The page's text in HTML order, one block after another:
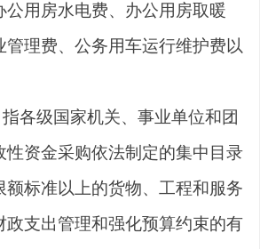
公用房水电费、办公用房取暖
管理费、公务用车运行维护费以
各级国家机关、事业单位和团
性资金采购依法制定的集中目录
额标准以上的货物、工程和服务
政支出管理和强化预算约束的有